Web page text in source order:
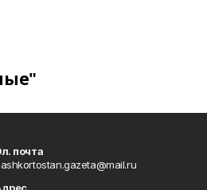
почта